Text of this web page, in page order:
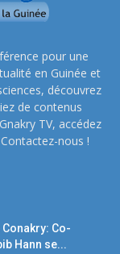
pour une
en Guinée et
découvrez
de contenus
TV, accédez
Contactez-nous !
Co-
Hann se...